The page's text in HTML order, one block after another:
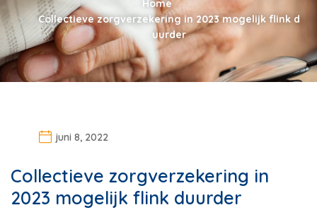
Home
Collectieve zorgverzekering in 2023 mogelijk flink d
uurder
juni 8, 2022
Collectieve zorgverzekering in
2023 mogelijk flink duurder